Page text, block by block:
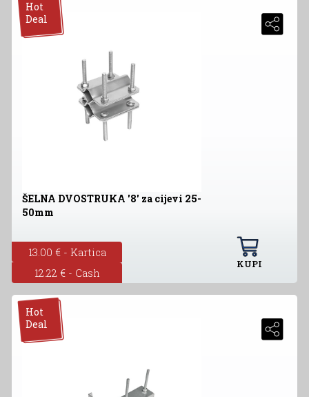
Hot
Deal
ŠELNA DVOSTRUKA '8' za cijevi 25-
50mm
13.00 € - Kartica
12.22 € - Cash
KUPI
Hot
Deal